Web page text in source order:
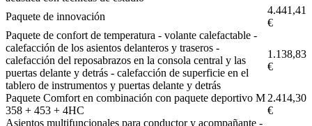
Paquete de innovación
4.441,41
€
Paquete de confort de temperatura - volante calefactable -
calefacción de los asientos delanteros y traseros -
calefacción del reposabrazos en la consola central y las
puertas delante y detrás - calefacción de superficie en el
tablero de instrumentos y puertas delante y detrás
1.138,83
€
Paquete Comfort en combinación con paquete deportivo M
358 + 453 + 4HC
2.414,30
€
Asientos multifuncionales para conductor y acompañante -